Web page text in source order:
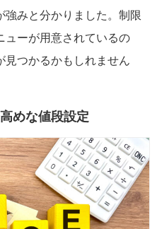
強みと分かりました。制限
ューが用意されているの
見つかるかもしれません
めな値段設定